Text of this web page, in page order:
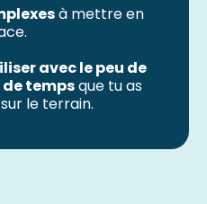
à mettre en
avec le peu de
de tempsque tu as
le terrain.